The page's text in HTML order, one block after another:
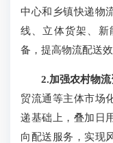
中心和乡镇快递物
线、立体货架、新
备，提高物流配送
2.加强农村物流
贸流通等主体市场
递基础上，叠加日
向配送服务，实现